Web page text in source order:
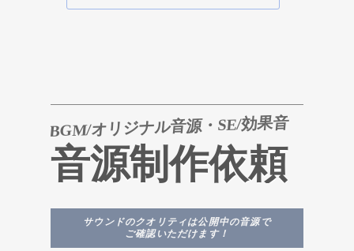
音源制作依頼
BGM/オリジナル音源・SE/効果音
サウンドのクオリティは公開中の音源で
ご確認いただけます！